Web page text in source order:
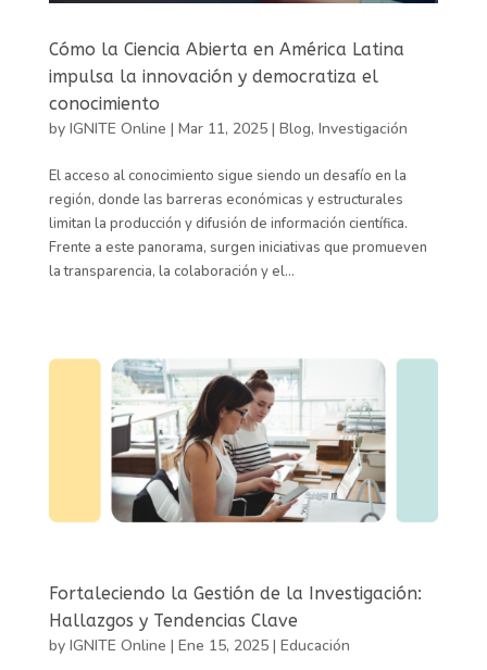
Cómo la Ciencia Abierta en América Latina
impulsa la innovación y democratiza el
conocimiento
by IGNITE Online | Mar 11, 2025| Blog, Investigación
El acceso al conocimiento sigue siendo un desafío en la
región, donde las barreras económicas y estructurales
limitan la producción y difusión de información científica.
Frente a este panorama, surgen iniciativas que promueven
la transparencia, la colaboración y el...
Fortaleciendo la Gestión de la Investigación:
Hallazgos y Tendencias Clave
by IGNITE Online | Ene 15, 2025| Educación